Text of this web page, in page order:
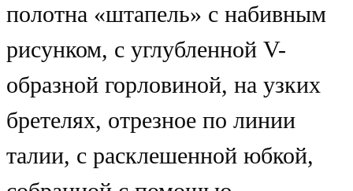
полотна «штапель» с набивным
рисунком, с углубленной V-
образной горловиной, на узких
бретелях, отрезное по линии
талии, с расклешенной юбкой,